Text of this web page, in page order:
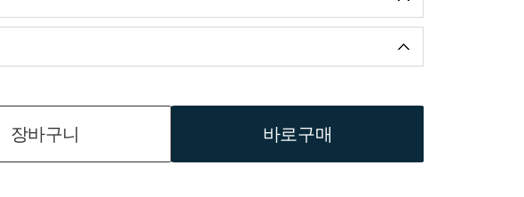
장바구니 바로구매